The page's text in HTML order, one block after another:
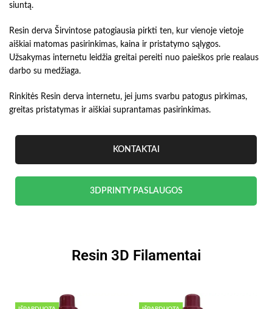
siuntą.
Resin derva Širvintose patogiausia pirkti ten, kur vienoje vietoje
aiškiai matomas pasirinkimas, kaina ir pristatymo sąlygos.
Užsakymas internetu leidžia greitai pereiti nuo paieškos prie realaus
darbo su medžiaga.
Rinkitės Resin derva internetu, jei jums svarbu patogus pirkimas,
greitas pristatymas ir aiškiai suprantamas pasirinkimas.
KONTAKTAI
3DPRINTY PASLAUGOS
Resin 3D Filamentai